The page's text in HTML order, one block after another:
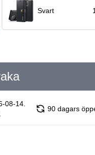
Svart
08-14.
90 dagars